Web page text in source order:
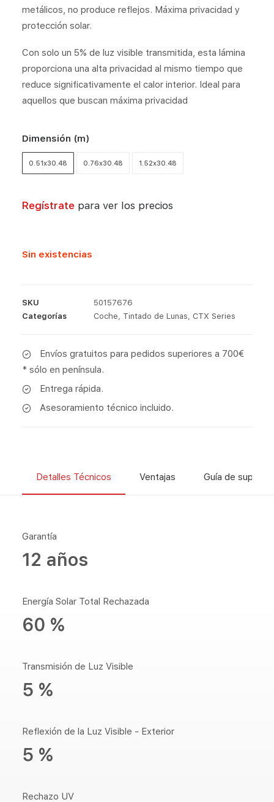
metálicos, no produce reflejos. Máxima privacidad y
protección solar.
Con solo un 5% de luz visible transmitida, esta lámina
proporciona una alta privacidad al mismo tiempo que
reduce significativamente el calor interior. Ideal para
aquellos que buscan máxima privacidad
Dimensión (m)
0.51x30.48 0.76x30.48 1.52x30.48
Regístrate para ver los precios
Sin existencias
SKU
50157676
Categorías
Coche, Tintado de Lunas, CTX Series
Envíos gratuitos para pedidos superiores a 700€
* sólo en península.
Entrega rápida.
Asesoramiento técnico incluido.
Detalles Técnicos Ventajas Guía de
Garantía
12 años
Energía Solar Total Rechazada
60 %
Transmisión de Luz Visible
5 %
Reflexión de la Luz Visible - Exterior
5 %
Rechazo UV